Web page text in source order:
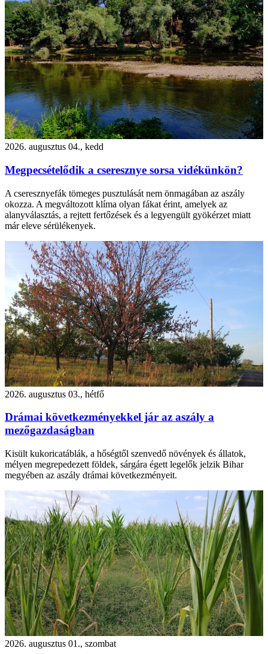
2026. augusztus 04., kedd
Megpecsételődik a cseresznye sorsa vidékünkön?
A cseresznyefák tömeges pusztulását nem önmagában az aszály
okozza. A megváltozott klíma olyan fákat érint, amelyek az
alanyválasztás, a rejtett fertőzések és a legyengült gyökérzet miatt
már eleve sérülékenyek.
2026. augusztus 03., hétfő
Drámai következményekkel jár az aszály a
mezőgazdaságban
Kisült kukoricatáblák, a hőségtől szenvedő növények és állatok,
mélyen megrepedezett földek, sárgára égett legelők jelzik Bihar
megyében az aszály drámai következményeit.
2026. augusztus 01., szombat